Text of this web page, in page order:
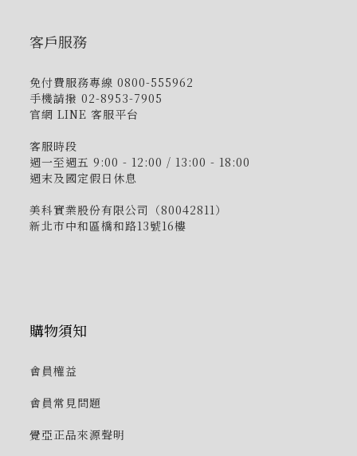
客戶服務
免付費服務專線 0800-555962
手機請撥 02-8953-7905
官網 LINE 客服平台
客服時段
週一至週五 9:00 - 12:00 / 13:00 - 18:00
週末及國定假日休息
美科實業股份有限公司（80042811）
新北市中和區橋和路13號16樓
購物須知
會員權益
會員常見問題
覺亞正品來源聲明